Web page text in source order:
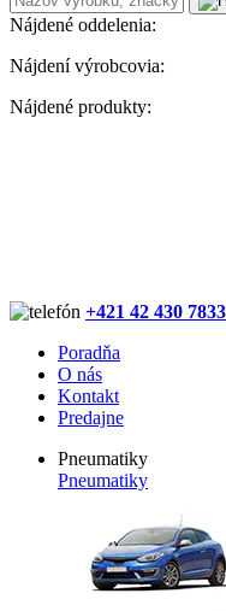
Nájdené oddelenia:
Nájdení výrobcovia:
Nájdené produkty:
+421 42 430
Poradňa
O nás
Kontakt
Predajne
Pneumatiky
Pneumatiky